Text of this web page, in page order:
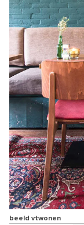
beeld vtwonen